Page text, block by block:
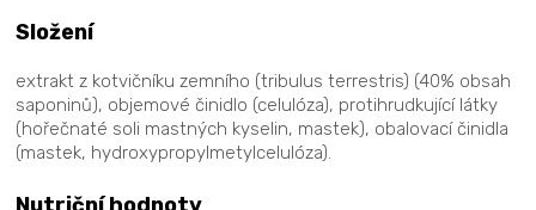
Složení
extrakt z kotvičníku zemního (tribulus terrestris) (40% obsah
saponinů), objemové činidlo (celulóza), protihrudkující látky
(hořečnaté soli mastných kyselin, mastek), obalovací činidla
(mastek, hydroxypropylmetylcelulóza).
Nutriční hodnoty